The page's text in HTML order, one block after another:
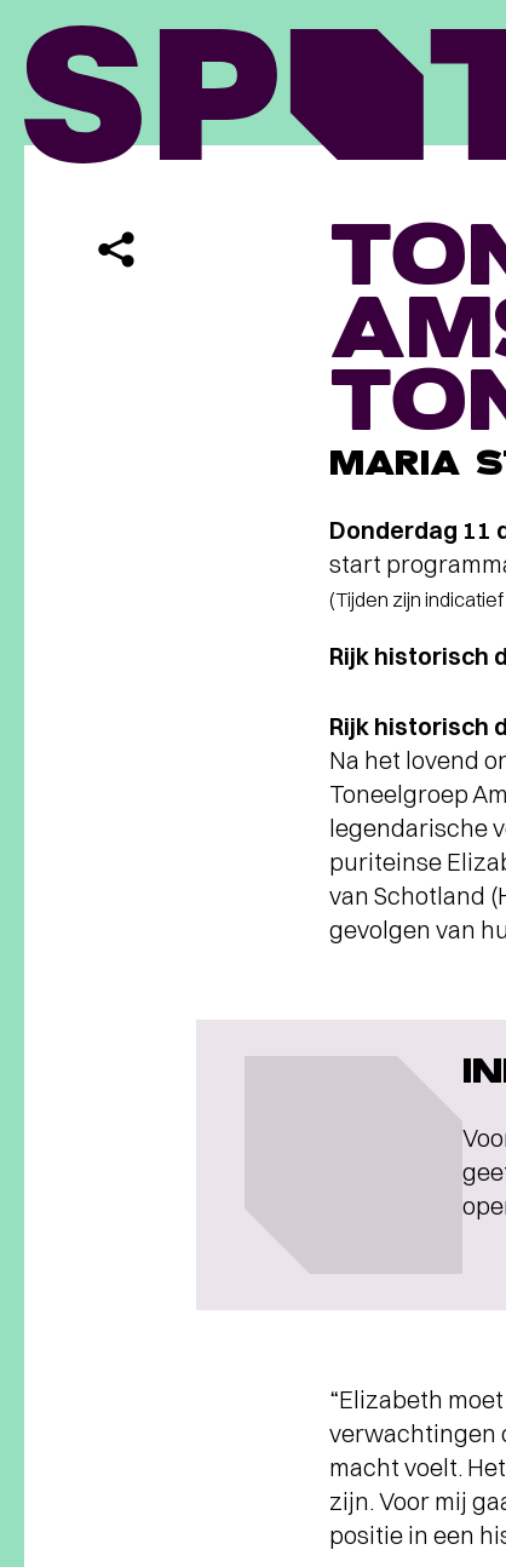
MARIA
Donderdag 11
start
(Tijden zijn
Rijk historisch
Rijk historisch
Na het lovend
Toneelgroep
legendarische
puriteinse
van Schotland
gevolgen van
“Elizabeth
verwachtingen
macht voelt.
zijn. Voor mij
positie in een